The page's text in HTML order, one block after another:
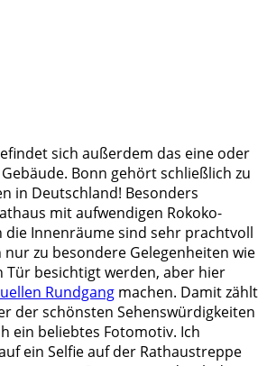
sich außerdem das eine oder
Bonn gehört schließlich zu
in Deutschland! Besonders
mit aufwendigen Rokoko-
die Innenräume sind sehr prachtvoll
nur zu besondere Gelegenheiten wie
Tür besichtigt werden, aber hier
Rundgang machen. Damit zählt
der schönsten Sehenswürdigkeiten
ein beliebtes Fotomotiv. Ich
ein Selfie auf der Rathaustreppe